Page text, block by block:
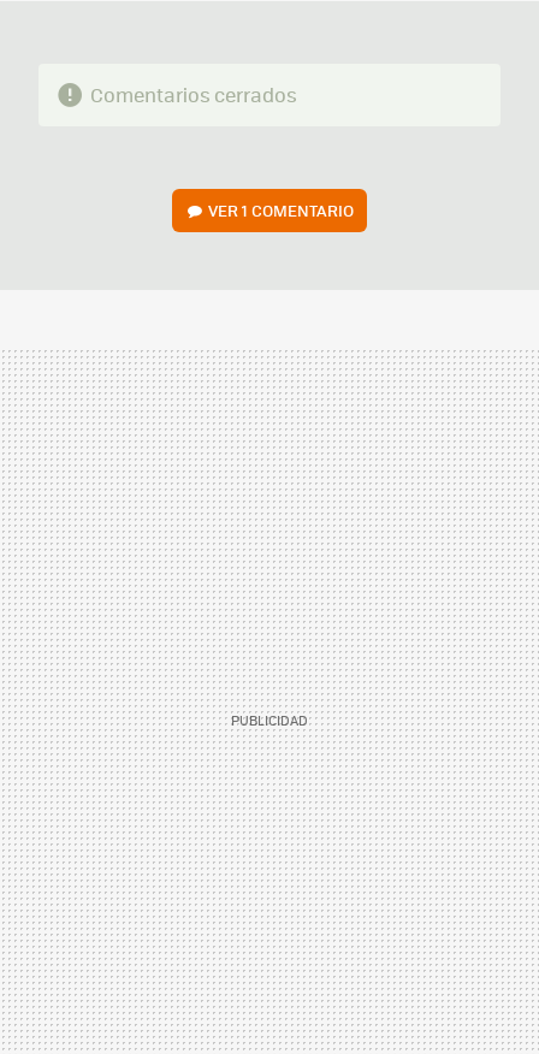
Comentarios cerrados
VER1 COMENTARIO